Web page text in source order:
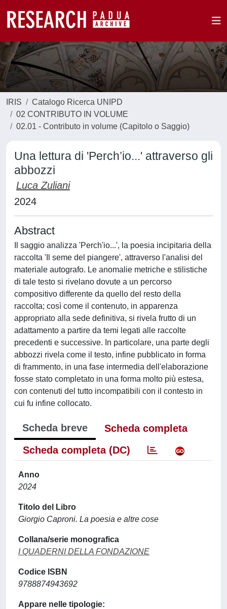
IRIS
Catalogo Ricerca UNIPD
02 CONTRIBUTO IN VOLUME
02.01 - Contributo in volume (Capitolo o Saggio)
Una lettura di 'Perch’io...' attraverso gli
abbozzi
Luca Zuliani
2024
Abstract
Il saggio analizza 'Perch'io...', la poesia incipitaria della
raccolta 'Il seme del piangere', attraverso l'analisi del
materiale autografo. Le anomalie metriche e stilistiche
di tale testo si rivelano dovute a un percorso
compositivo differente da quello del resto della
raccolta; così come il contenuto, in apparenza
appropriato alla sede definitiva, si rivela frutto di un
adattamento a partire da temi legati alle raccolte
precedenti e successive. In particolare, una parte degli
abbozzi rivela come il testo, infine pubblicato in forma
di frammento, in una fase intermedia dell'elaborazione
fosse stato completato in una forma molto più estesa,
con contenuti del tutto incompatibili con il contesto in
cui fu infine collocato.
Scheda breve
Scheda completa
Scheda completa (DC)
Anno
2024
Titolo del Libro
Giorgio Caproni. La poesia e altre cose
Collana/serie monografica
I QUADERNI DELLA FONDAZIONE
Codice ISBN
9788874943692
Appare nelle tipologie: